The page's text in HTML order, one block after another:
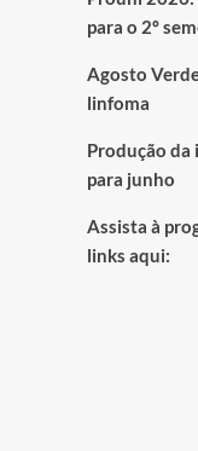
para o 2º
Agosto
linfoma
Produção da
para junho
Assista à
links aqui: